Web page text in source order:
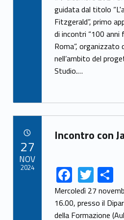
e
b
o
o
k
itt
er e
guidata dal titolo
Fitzgerald”, primo
di incontri “100 anni
Roma”, organizzato
nell’ambito del
Studio.…
Link identifier archive #link-archive-65585
Incontro con
Link identifier share facebook archive #share-link-archive-14516F
ac
e
Link identifier share twitter archive #share-link-archive-10157T
w
itt
S
h
Mercoledì 27
16.00, presso il
della Formazione
27
NOV
2024